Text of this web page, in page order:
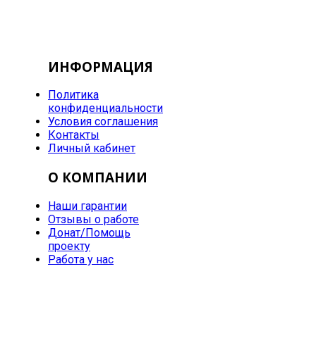
ИНФОРМАЦИЯ
Политика
конфиденциальности
Условия соглашения
Контакты
Личный кабинет
О КОМПАНИИ
Наши гарантии
Отзывы о работе
Донат/Помощь
проекту
Работа у нас